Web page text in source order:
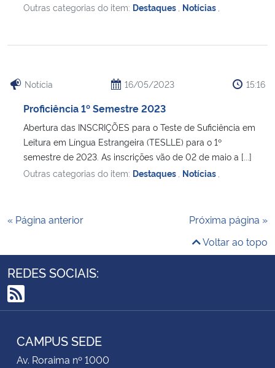
Outras categorias do item: Destaques Notícias
Notícia 16/05/2023 15:16
Proficiência 1º Semestre 2023
Abertura das INSCRIÇÕES para o Teste de Suficiência em
Leitura em Língua Estrangeira (TESLLE) para o 1º
semestre de 2023. As inscrições vão de 02 de maio a [...]
Outras categorias do item: Destaques Notícias
« Página anterior
Próxima página »
Voltar ao topo
REDES SOCIAIS:
RSS
CAMPUS SEDE
Av. Roraima nº 1000